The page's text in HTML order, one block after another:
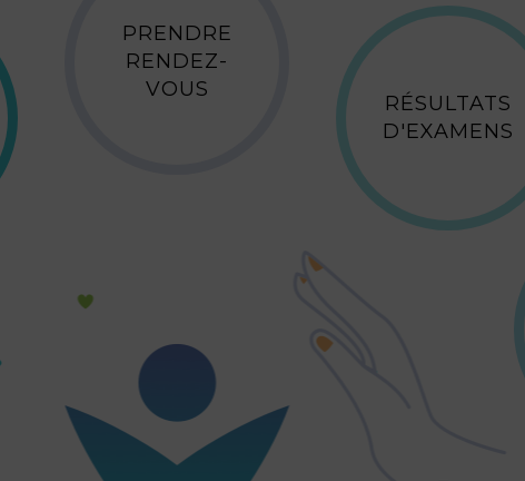
PRENDRE
RENDEZ-
VOUS
RÉSULTATS
D'EXAMENS